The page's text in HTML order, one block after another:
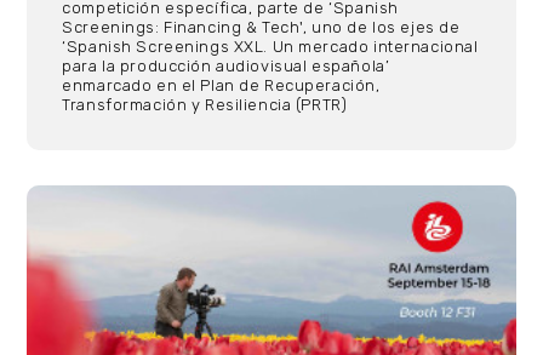
competición específica, parte de ‘Spanish
Screenings: Financing & Tech', uno de los ejes de
‘Spanish Screenings XXL. Un mercado internacional
para la producción audiovisual española’
enmarcado en el Plan de Recuperación,
Transformación y Resiliencia (PRTR)